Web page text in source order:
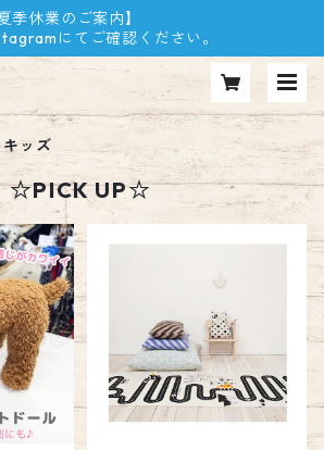
夏季休業のご案内】
にてご確認ください。
ッズ
☆PICK UP☆